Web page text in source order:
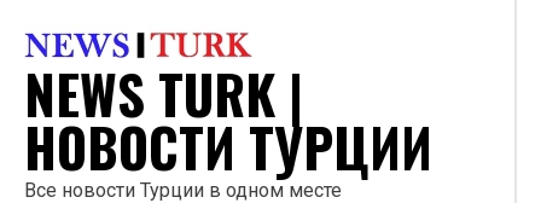
содержанию
NEWS TURK |
НОВОСТИ ТУРЦИИ
Все новости Турции в одном месте